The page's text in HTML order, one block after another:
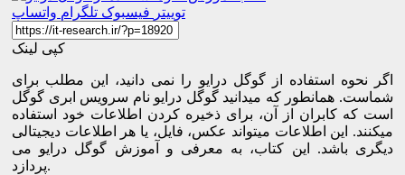
توییتر فیسبوک تلگرام واتساپ
کپی لینک
اگر نحوه استفاده از گوگل درایو را نمی دانید، این مطلب برای
شماست. همانطور که میدانید گوگل درایو نام سرویس ابری گوگل
است که کابران از آن، برای ذخیره کردن اطلاعات خود استفاده
میکنند. این اطلاعات میتواند عکس، فایل، یا هر اطلاعات دیجیتالی
دیگری باشد. این کتاب، به معرفی و آموزش گوگل درایو می
پردازد.